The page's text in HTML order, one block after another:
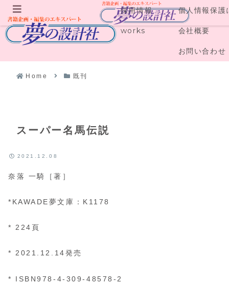
採用情報 個人情報保護
works 会社概要
お問い合わせ
Home 既刊
スーパー名馬伝説
2021.12.08
奈落 一騎［著］
*KAWADE夢文庫：K1178
* 224頁
* 2021.12.14発売
* ISBN978-4-309-48578-2
メニュー